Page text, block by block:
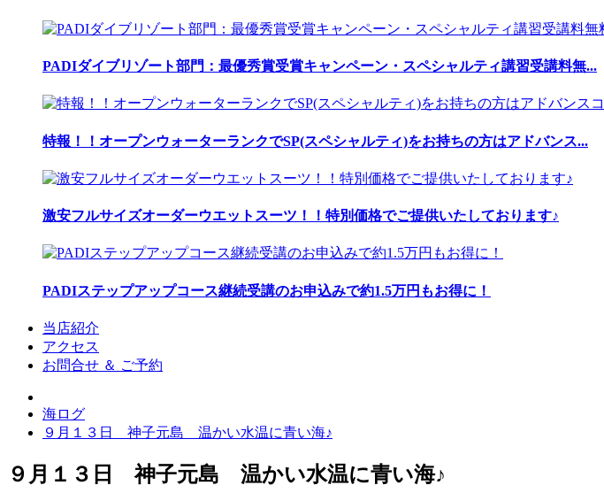
PADIダイブリゾート部門：最優秀賞受賞キャンペーン・スペシャルティ講習受講料無...
特報！！オープンウォーターランクでSP(スペシャルティ)をお持ちの方はアドバンス...
激安フルサイズオーダーウエットスーツ！！特別価格でご提供いたしております♪
PADIステップアップコース継続受講のお申込みで約1.5万円もお得に！
当店紹介
アクセス
お問合せ ＆ ご予約
海ログ
９月１３日 神子元島 温かい水温に青い海♪
９月１３日 神子元島 温かい水温に青い海♪